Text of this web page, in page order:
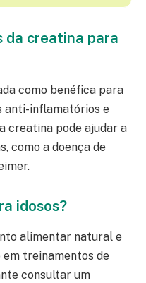
da creatina para
como benéfica para
anti-inflamatórios e
creatina pode ajudar a
como a doença de
idosos?
alimentar natural e
treinamentos de
consultar um